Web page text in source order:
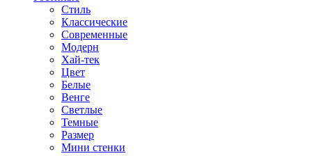
Стиль
Классические
Современные
Модерн
Хай-тек
Цвет
Белые
Венге
Светлые
Темные
Размер
Мини стенки